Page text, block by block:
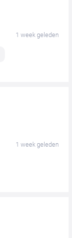
1 week geleden
1 week geleden